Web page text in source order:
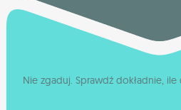
Nie zgaduj. Sprawdź dokładnie,